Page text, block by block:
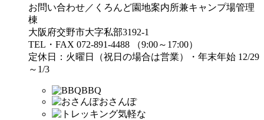
お問い合わせ／くろんど園地案内所兼キャンプ場管理
棟
大阪府交野市大字私部3192-1
TEL・FAX 072-891-4488 （9:00～17:00）
定休日：火曜日（祝日の場合は営業）・年末年始 12/29
～1/3
BBQ
おさんぽ
気軽な